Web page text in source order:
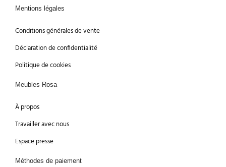
Mentions légales
Conditions générales de vente
Déclaration de confidentialité
Politique de cookies
Meubles Rosa
À propos
Travailler avec nous
Espace presse
Méthodes de paiement